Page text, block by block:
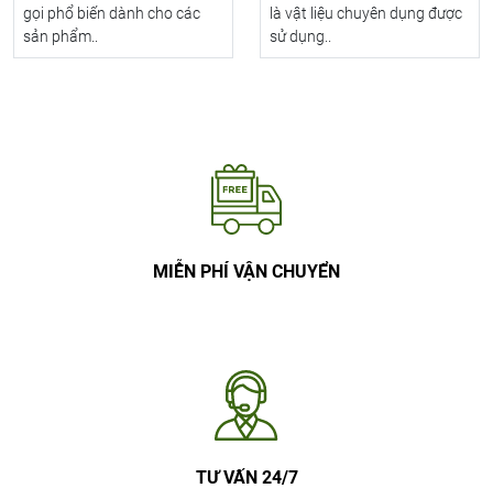
gọi phổ biến dành cho các
sản phẩm..
là vật liệu chuyên dụng được
sử dụng..
MIỄN PHÍ VẬN CHUYỂN
TƯ VẤN 24/7